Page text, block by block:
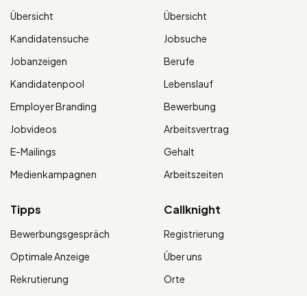
Übersicht
Kandidatensuche
Jobanzeigen
Kandidatenpool
Employer Branding
Jobvideos
E-Mailings
Medienkampagnen
Übersicht
Jobsuche
Berufe
Lebenslauf
Bewerbung
Arbeitsvertrag
Gehalt
Arbeitszeiten
Tipps
Bewerbungsgespräch
Optimale Anzeige
Rekrutierung
Callknight
Registrierung
Über uns
Orte